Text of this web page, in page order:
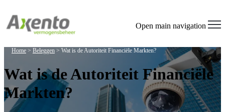
Open main navigation
Home > Beleggen > Wat is de Autoriteit Financiële Markten?
Wat is de Autoriteit Financiële
Markten?